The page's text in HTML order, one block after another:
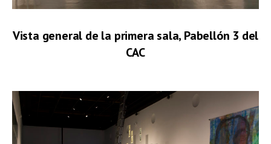
Vista general de la primera sala, Pabellón 3 del
CAC